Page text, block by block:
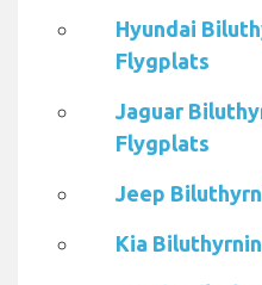
Hyundai
Flygplats
Jaguar
Flygplats
Jeep
Kia